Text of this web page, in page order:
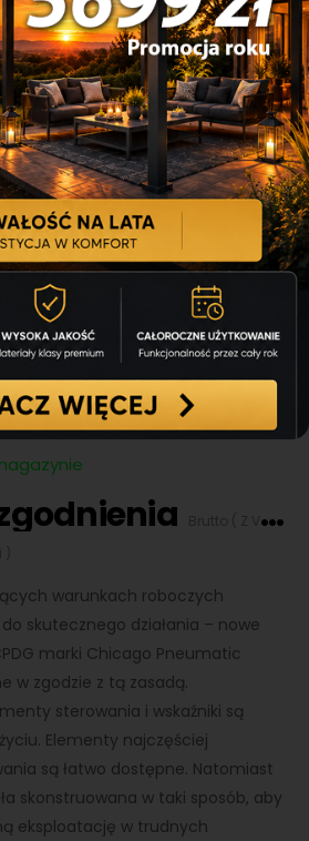
30
Pneumatic
warunkach roboczych
skutecznego działania – nowe
marki Chicago Pneumatic
w zgodzie z tą zasadą.
sterowania i wskaźniki są
Elementy najczęściej
są łatwo dostępne. Natomiast
skonstruowana w taki sposób, aby
eksploatację w trudnych